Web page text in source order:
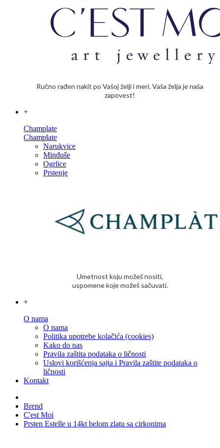
Ručno rađen nakit po Vašoj želji i meri. Vaša želja je naša
zapovest!
+
Champlate
Champlate
Narukvice
Minđuše
Ogrlice
Prstenje
Umetnost koju možeš nositi,
uspomene koje možeš sačuvati.
+
O nama
O nama
Politika upotrebe kolačića (cookies)
Kako do nas
Pravila zaštita podataka o ličnosti
Uslovi korišćenja sajta i Pravila zaštite podataka o
ličnosti
Kontakt
Brend
C'est Moi
Prsten Estelle u 14kt belom zlatu sa cirkonima